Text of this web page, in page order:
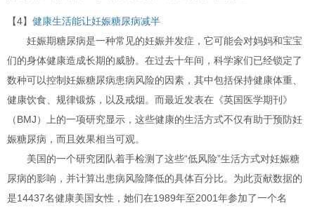
【4】 健康生活能让妊娠糖尿病减半
妊娠期糖尿病是一种常见的妊娠并发症，它可能会对妈妈和宝宝
们的身体健康造成长期的威胁。在过去十年间，科学家们已经锁定了
数种可以控制妊娠糖尿病患病风险的因素，其中包括保持健康体重、
健康饮食、规律锻炼，以及戒烟。而最近发表在《英国医学期刊》
（BMJ）上的一项研究显示，这些健康的生活方式不仅有助于预防妊
娠糖尿病，而且效果相当可观。
美国的一个研究团队着手检测了这些“低风险”生活方式对妊娠糖
尿病的影响，并计算出患病风险降低的具体百分比。为此贡献数据的
是14437名健康美国女性，她们在1989年至2001年参加了一个名